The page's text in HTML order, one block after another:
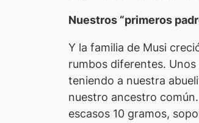
Nuestros “primeros
Y la familia de Musi
rumbos diferentes.
teniendo a nuestra
nuestro ancestro
escasos 10 gramos,